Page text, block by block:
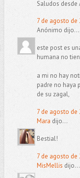
Saludos desde
7 de agosto de
Anónimo dijo...
este post es
humana no
a mi no hay
padre no haya
de su zagal,
7 de agosto de
Mara dijo...
Bestial!
7 de agosto de
MisMellis dijo...